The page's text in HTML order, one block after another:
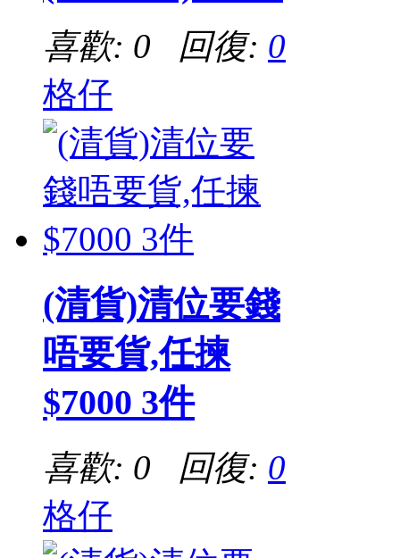
喜歡: 0 回復: 0
格仔
(清貨)清位要錢
唔要貨,任揀
$7000 3件
喜歡: 0 回復: 0
格仔